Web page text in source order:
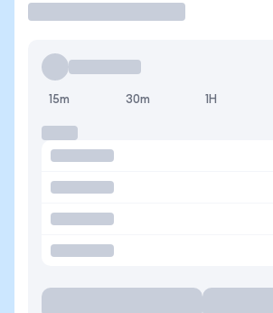
15m 30m 1H